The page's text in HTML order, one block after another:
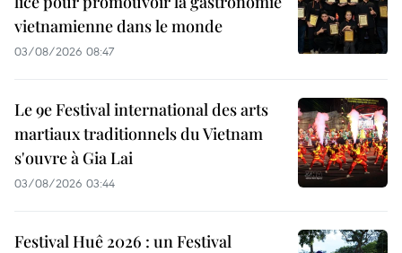
vietnamienne dans le monde
03/08/2026 08:47
Le 9e Festival international des arts
martiaux traditionnels du Vietnam
s'ouvre à Gia Lai
03/08/2026 03:44
Festival Huê 2026 : un Festival